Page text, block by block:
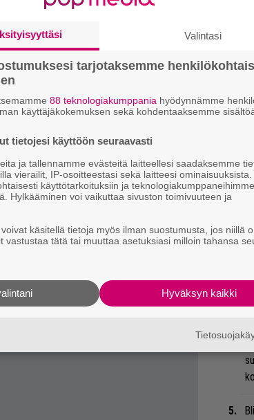
Jacobsin edustajien mukaan
tietoja.
omassa mallistossaan
voidaan laskea
ole tarpeeksi
rikkovan tekijänoikeutta.
Valintasi
tarjotaksemme
88 teknologiakumppania hyödynnämme
käyttäjäkokemuksen sekä kohdentaaksemme
tietojesi käyttöön seuraavasti
ja tallennamme evästeitä laitteellesi saadaksemme
vierailit, IP-osoitteestasi sekä laitteesi
käyttötarkoituksiin ja teknologiakumppaneihimme
Hylkääminen voi vaikuttaa sivuston toimivuuteen ja
käsitellä tietoja myös ilman suostumusta, jos niillä
vastustaa tätä tai muuttaa asetuksiasi milloin tahansa
Hyväksyn kaikki